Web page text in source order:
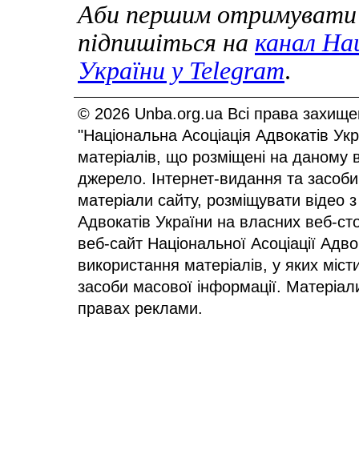
Аби першим отримувати
підпишіться на канал
України у Telegram.
© 2026 Unba.org.ua Всі права
"Національна Асоціація Адвокатів
матеріалів, що розміщені на даному
джерело. Інтернет-видання та
матеріали сайту, розміщувати відео
Адвокатів України на власних веб-
веб-сайт Національної Асоціації
використання матеріалів, у яких
засоби масової інформації.
правах реклами.